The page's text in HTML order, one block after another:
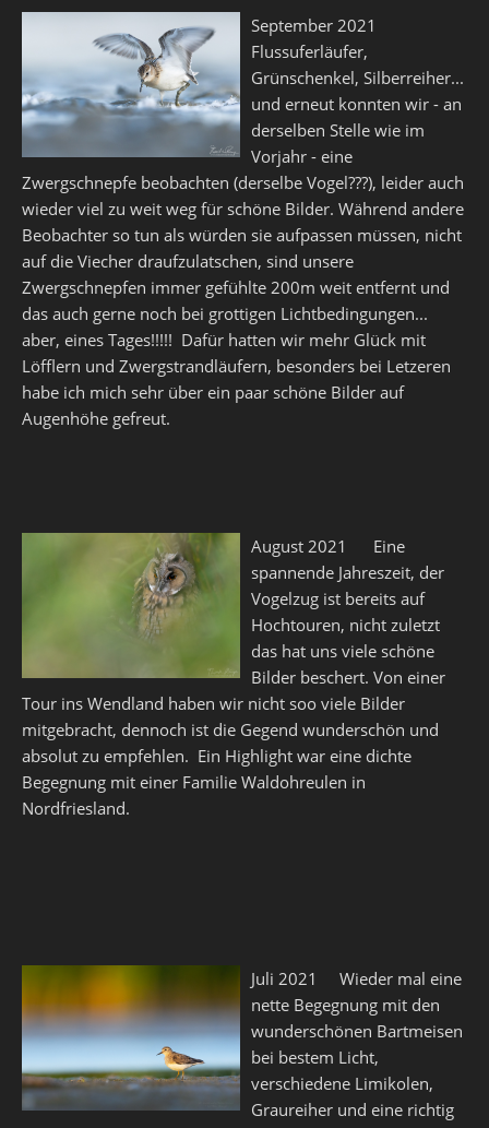
September 2021
Flussuferläufer,
Grünschenkel, Silberreiher...
und erneut konnten wir - an
derselben Stelle wie im
Vorjahr - eine
Zwergschnepfe beobachten (derselbe Vogel???), leider auch
wieder viel zu weit weg für schöne Bilder. Während andere
Beobachter so tun als würden sie aufpassen müssen, nicht
auf die Viecher draufzulatschen, sind unsere
Zwergschnepfen immer gefühlte 200m weit entfernt und
das auch gerne noch bei grottigen Lichtbedingungen...
aber, eines Tages!!!!! Dafür hatten wir mehr Glück mit
Löfflern und Zwergstrandläufern, besonders bei Letzeren
habe ich mich sehr über ein paar schöne Bilder auf
Augenhöhe gefreut.
August 2021 Eine
spannende Jahreszeit, der
Vogelzug ist bereits auf
Hochtouren, nicht zuletzt
das hat uns viele schöne
Bilder beschert. Von einer
Tour ins Wendland haben wir nicht soo viele Bilder
mitgebracht, dennoch ist die Gegend wunderschön und
absolut zu empfehlen. Ein Highlight war eine dichte
Begegnung mit einer Familie Waldohreulen in
Nordfriesland.
Juli 2021 Wieder mal eine
nette Begegnung mit den
wunderschönen Bartmeisen
bei bestem Licht,
verschiedene Limikolen,
Graureiher und eine richtig